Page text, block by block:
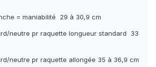
= maniabilité 29 à 30,9 cm
neutre pr raquette longueur standard 33
neutre pr raquette allongée 35 à 36,9 cm